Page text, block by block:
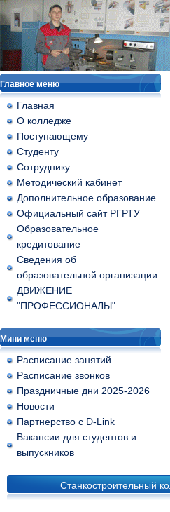
Главное меню
Главная
О колледже
Поступающему
Студенту
Сотруднику
Методический кабинет
Дополнительное образование
Официальный сайт РГРТУ
Образовательное
кредитование
Сведения об
образовательной организации
ДВИЖЕНИЕ
"ПРОФЕССИОНАЛЫ"
Мини меню
Расписание занятий
Расписание звонков
Праздничные дни 2025-2026
Новости
Партнерство с D-Link
Вакансии для студентов и
выпускников
Станкостроительный